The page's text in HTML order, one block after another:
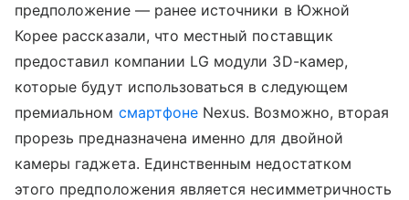
предположение — ранее источники в Южной
Корее рассказали, что местный поставщик
предоставил компании LG модули 3D-камер,
которые будут использоваться в следующем
премиальном смартфоне Nexus. Возможно, вторая
прорезь предназначена именно для двойной
камеры гаджета. Единственным недостатком
этого предположения является несимметричность